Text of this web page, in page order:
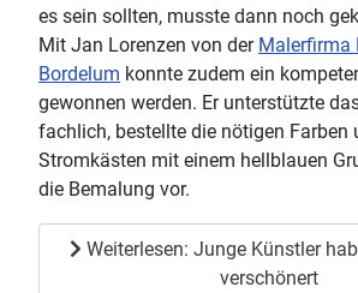
es sein sollten, musste dann noch
Mit Jan Lorenzen von der Malerfirma
Bordelum konnte zudem ein
gewonnen werden. Er unterstützte
fachlich, bestellte die nötigen Farben
Stromkästen mit einem hellblauen
die Bemalung vor.
Weiterlesen: Junge Künstler
verschönert